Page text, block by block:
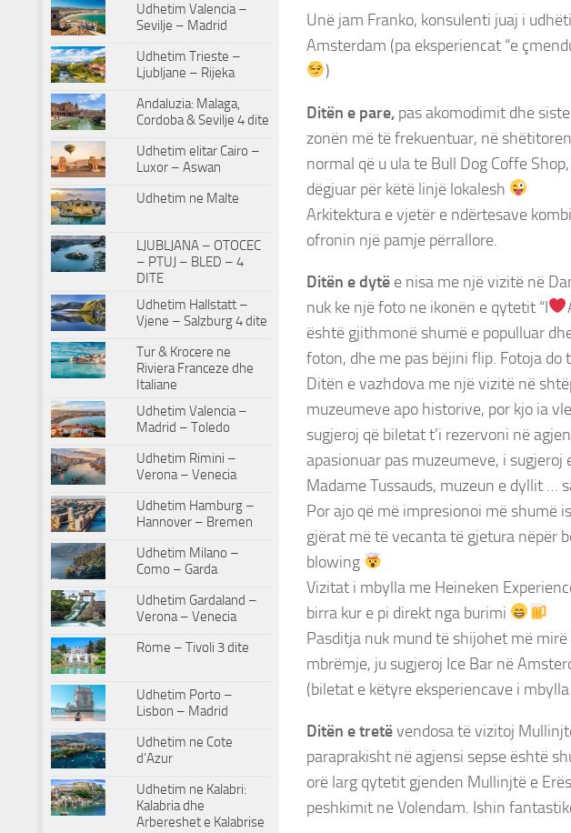
Unë jam Franko, konsulenti juaj i
Amsterdam (pa eksperiencat “e
)
Ditën e pare, pas akomodimit dhe
zonën më të frekuentuar, në
normal që u ula te Bull Dog Coffe
dëgjuar për këtë linjë lokalesh
Arkitektura e vjetër e ndërtesave
ofronin një pamje përrallore.
Ditën e dytë e nisa me një vizitë në
nuk ke një foto ne ikonën e qytetit “I
është gjithmonë shumë e populluar
foton, dhe me pas bëjini flip. Fotoja do
Ditën e vazhdova me një vizitë në
muzeumeve apo historive, por kjo ia
sugjeroj që biletat t’i rezervoni në
apasionuar pas muzeumeve, i
Madame Tussauds, muzeun e dyllit …
Por ajo që më impresionoi më shumë
gjërat më të vecanta të gjetura nëpër
blowing
Vizitat i mbylla me Heineken
birra kur e pi direkt nga burimi
Pasditja nuk mund të shijohet më
mbrëmje, ju sugjeroj Ice Bar në
(biletat e këtyre eksperiencave i
Ditën e tretëvendosa të vizitoj
paraprakisht në agjensi sepse është
orë larg qytetit gjenden Mullinjtë e
peshkimit ne Volendam. Ishin
Udhetim Valencia –
Sevilje – Madrid
Udhetim Trieste –
Ljubljane – Rijeka
Andaluzia: Malaga,
Cordoba & Sevilje 4 dite
Udhetim elitar Cairo –
Luxor – Aswan
Udhetim ne Malte
LJUBLJANA – OTOCEC
– PTUJ – BLED – 4
DITE
Udhetim Hallstatt –
Vjene – Salzburg 4 dite
Tur & Krocere ne
Riviera Franceze dhe
Italiane
Udhetim Valencia –
Madrid – Toledo
Udhetim Rimini –
Verona – Venecia
Udhetim Hamburg –
Hannover – Bremen
Udhetim Milano –
Como – Garda
Udhetim Gardaland –
Verona – Venecia
Rome – Tivoli 3 dite
Udhetim Porto –
Lisbon – Madrid
Udhetim ne Cote
d’Azur
Udhetim ne Kalabri:
Kalabria dhe
Arbereshet e Kalabrise